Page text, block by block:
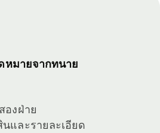
มายจากทนาย
องฝ่าย
และรายละเอียด